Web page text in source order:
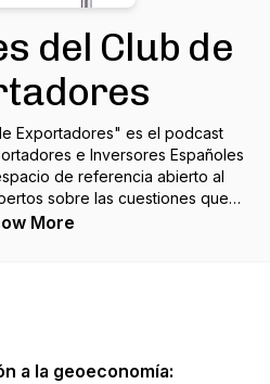
del Club de
Exportadores" es el podcast
e Inversores Españoles
de referencia abierto al
sobre las cuestiones que
#ReflexionesClub
More
a la geoeconomía: